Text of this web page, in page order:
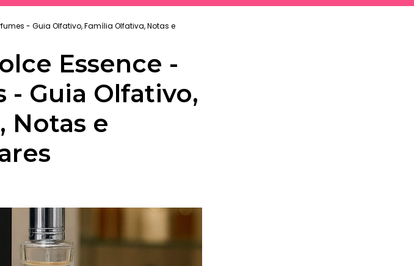
- Guia Olfativo, Família Olfativa, Notas e
Essence -
- Guia Olfativo,
Notas e